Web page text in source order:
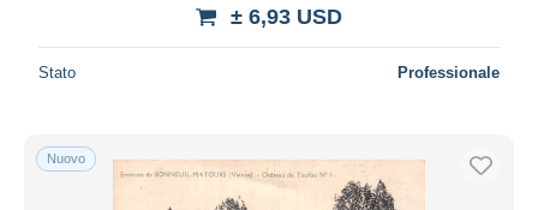
± 6,93 USD
Stato Professionale
Nuovo